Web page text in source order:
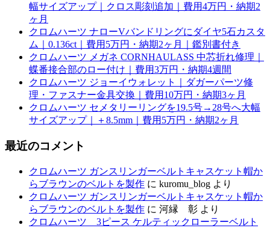
幅サイズアップ｜クロス彫刻追加｜費用4万円・納期2
ヶ月
クロムハーツ ナローVバンドリングにダイヤ5石カスタ
ム｜0.136ct｜費用5万円・納期2ヶ月｜鑑別書付き
クロムハーツ メガネ CORNHAULASS 中芯折れ修理｜
蝶番接合部のロー付け｜費用3万円・納期4週間
クロムハーツ ジョーイウォレット｜ダガーパーツ修
理・ファスナー金具交換｜費用10万円・納期3ヶ月
クロムハーツ セメタリーリングを19.5号→28号へ大幅
サイズアップ｜＋8.5mm｜費用5万円・納期2ヶ月
最近のコメント
クロムハーツ ガンスリンガーベルトキャスケット帽か
らブラウンのベルトを製作 に kuromu_blog より
クロムハーツ ガンスリンガーベルトキャスケット帽か
らブラウンのベルトを製作 に 河縁 彰 より
クロムハーツ 3ピース ケルティックローラーベルト